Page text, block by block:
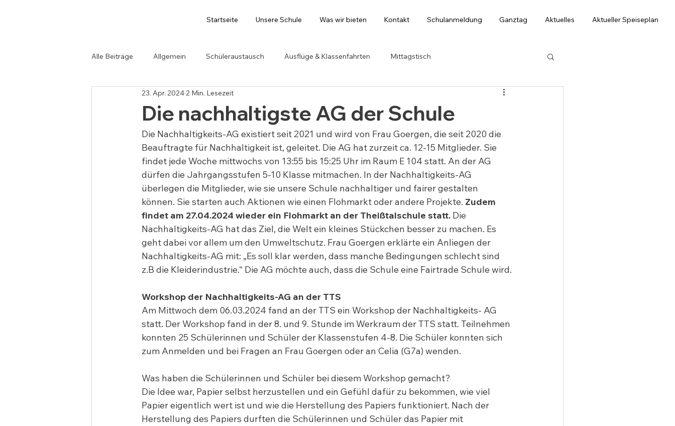
Startseite Unsere Schule Was wir bieten Kontakt Schulanmeldung Ganztag Aktuelles Aktueller Speiseplan
Alle Beiträge Allgemein Schüleraustausch Ausflüge & Klassenfahrten Mittagstisch
Die nachhaltigste AG der Schule
23. Apr. 2024 2 Min. Lesezeit
Die Nachhaltigkeits-AG existiert seit 2021 und wird von Frau Goergen, die seit 2020 die
Beauftragte für Nachhaltigkeit ist, geleitet. Die AG hat zurzeit ca. 12-15 Mitglieder. Sie
findet jede Woche mittwochs von 13:55 bis 15:25 Uhr im Raum E 104 statt. An der AG
dürfen die Jahrgangsstufen 5-10 Klasse mitmachen. In der Nachhaltigkeits-AG
überlegen die Mitglieder, wie sie unsere Schule nachhaltiger und fairer gestalten
können. Sie starten auch Aktionen wie einen Flohmarkt oder andere Projekte. Zudem
findet am 27.04.2024 wieder ein Flohmarkt an der Theißtalschule statt. Die
Nachhaltigkeits-AG hat das Ziel, die Welt ein kleines Stückchen besser zu machen. Es
geht dabei vor allem um den Umweltschutz. Frau Goergen erklärte ein Anliegen der
Nachhaltigkeits-AG mit: „Es soll klar werden, dass manche Bedingungen schlecht sind
z.B die Kleiderindustrie.“ Die AG möchte auch, dass die Schule eine Fairtrade Schule wird.
Workshop der Nachhaltigkeits-AG an der TTS
Am Mittwoch dem 06.03.2024 fand an der TTS ein Workshop der Nachhaltigkeits- AG
statt. Der Workshop fand in der 8. und 9. Stunde im Werkraum der TTS statt. Teilnehmen
konnten 25 Schülerinnen und Schüler der Klassenstufen 4-8. Die Schüler konnten sich
zum Anmelden und bei Fragen an Frau Goergen oder an Celia (G7a) wenden.
Was haben die Schülerinnen und Schüler bei diesem Workshop gemacht?
Die Idee war, Papier selbst herzustellen und ein Gefühl dafür zu bekommen, wie viel
Papier eigentlich wert ist und wie die Herstellung des Papiers funktioniert. Nach der
Herstellung des Papiers durften die Schülerinnen und Schüler das Papier mit